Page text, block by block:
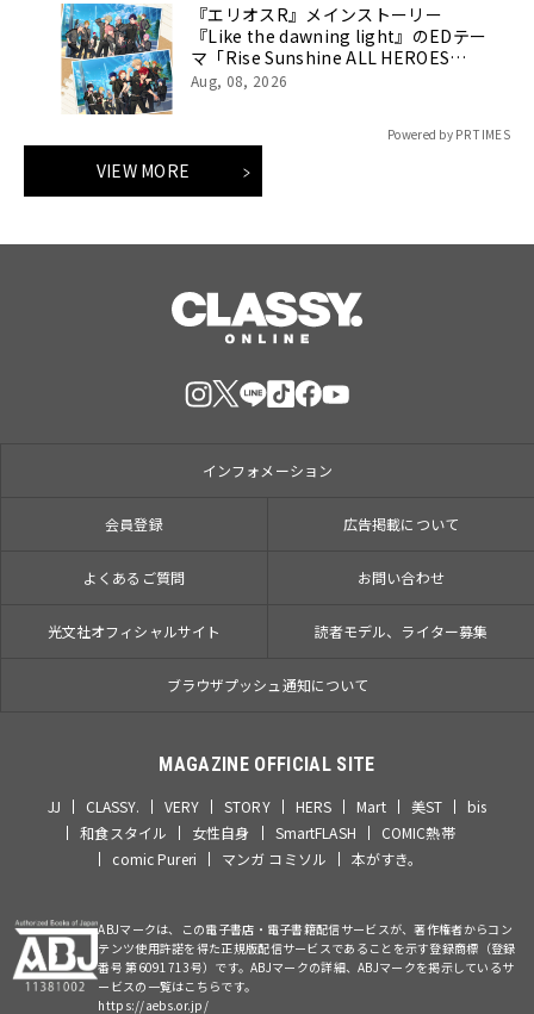
『エリオスR』メインストーリー
『Like the dawning light』のEDテー
マ「Rise Sunshine ALL HEROES
Ver.」がフルサイズ配信決定！
Aug, 08, 2026
Powered by PR TIMES
VIEW MORE
インフォメーション
会員登録 広告掲載について
よくあるご質問 お問い合わせ
光文社オフィシャルサイト 読者モデル、ライター募集
ブラウザプッシュ通知について
MAGAZINE OFFICIAL SITE
JJ CLASSY. VERY STORY HERS Mart 美ST
bis
和食スタイル
女性自身 SmartFLASH
COMIC熱帯
comic Pureri
マンガ コミソル 本がすき。
ABJマークは、この電子書店・電子書籍配信サービスが、著作権者からコン
テンツ使用許諾を得た正規版配信サービスであることを示す登録商標（登録
番号 第6091713号）です。ABJマークの詳細、ABJマークを掲示しているサ
ービスの一覧はこちらです。
https://aebs.or.jp/